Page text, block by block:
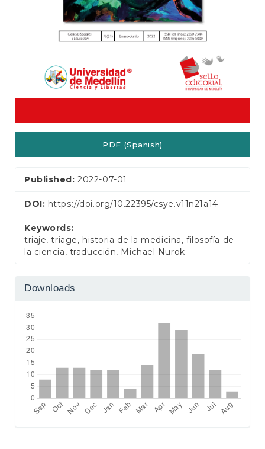
PDF (Spanish)
Published:2022-07-01
DOI: https://doi.org/10.22395/csye.v11n21a14
Keywords:
triaje, triage, historia de la medicina, filosofía de
la ciencia, traducción, Michael Nurok
Downloads